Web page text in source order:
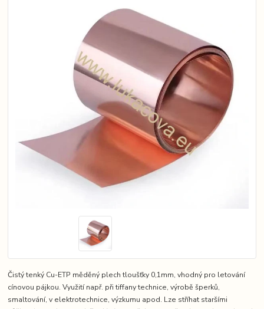
Čistý tenký Cu-ETP měděný plech tloušťky 0,1mm, vhodný pro letování
cínovou pájkou. Využití např. při tiffany technice, výrobě šperků,
smaltování, v elektrotechnice, výzkumu apod. Lze stříhat staršími